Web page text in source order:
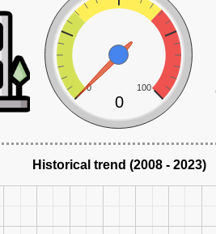
0 100
0
Historical trend (2008 - 2023)